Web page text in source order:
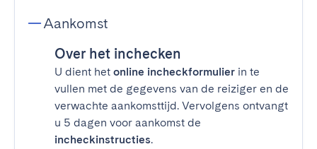
Aankomst
Over het inchecken
U dient het online incheckformulier in te
vullen met de gegevens van de reiziger en de
verwachte aankomsttijd. Vervolgens ontvangt
u 5 dagen voor aankomst de
incheckinstructies.